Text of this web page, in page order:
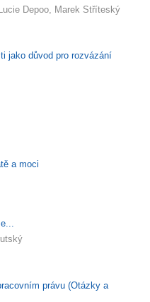
Depoo, Marek Stříteský
jako důvod pro rozvázání
a moci
právu (Otázky a